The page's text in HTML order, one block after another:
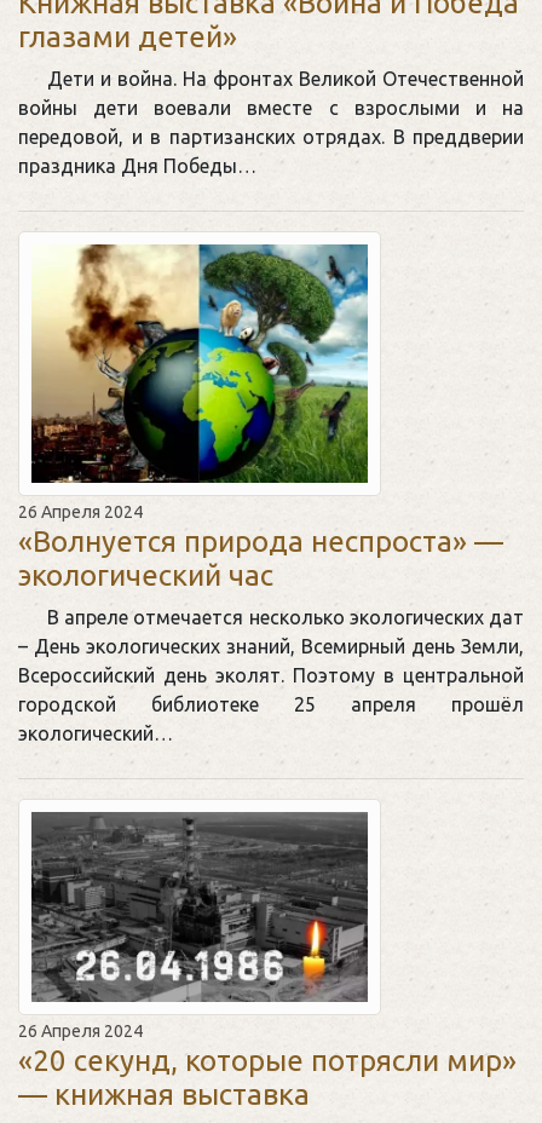
глазами детей»
Дети и война. На фронтах Великой Отечественной
войны дети воевали вместе с взрослыми и на
передовой, и в партизанских отрядах. В преддверии
праздника Дня Победы…
26 Апреля 2024
«Волнуется природа неспроста» —
экологический час
В апреле отмечается несколько экологических дат
– День экологических знаний, Всемирный день Земли,
Всероссийский день эколят. Поэтому в центральной
городской библиотеке 25 апреля прошёл
экологический…
26 Апреля 2024
«20 секунд, которые потрясли мир»
— книжная выставка